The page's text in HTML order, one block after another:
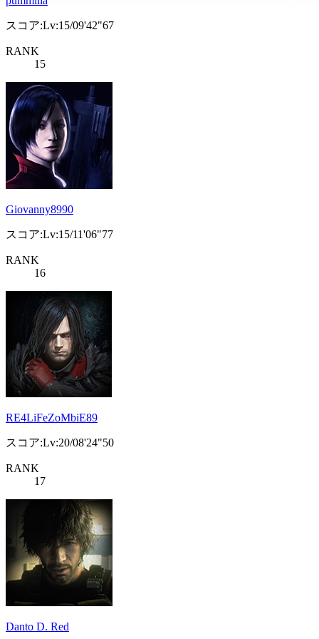
スコア:Lv:15/09'42"67
RANK
15
Giovanny8990
スコア:Lv:15/11'06"77
RANK
16
RE4LiFeZoMbiE89
スコア:Lv:20/08'24"50
RANK
17
Danto D. Red